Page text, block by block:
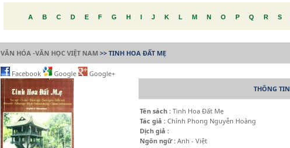
A B C D E F G H I J K L M N O P Q R S
VĂN HÓA -VĂN HỌC VIỆT NAM >> TINH HOA ĐẤT MẸ
Facebook Google Google+
THÔNG
Tên sách : Tinh Hoa Đất Mẹ
Tác giả : Chính Phong Nguyễn Hoàng
Dịch giả :
Ngôn ngữ : Anh - Việt